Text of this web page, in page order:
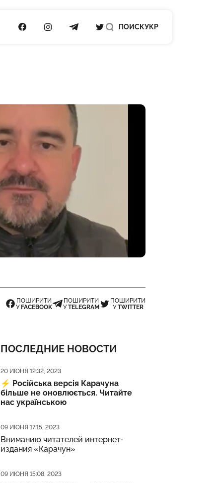
ПОСИЛАННЯ НА FACEBOOK
ПОСИЛАННЯ НА INSTAGRAM
ПОСИЛАННЯ НА TELEGRAM
ПОСИЛАННЯ НА TWITTER
ПОИСКУКР
ПОШИРИТИ
У FACEBOOK
ПОШИРИТИ
УTELEGRAM
ПОШИРИТИ
УTWITTER
ПОСЛЕДНИЕ НОВОСТИ
Дата публикации
20 ИЮНЯ 12:32, 2023
⚡️ Російська версія Карачуна
більше не оновлюється. Читайте
нас українською
Дата публикации
09 ИЮНЯ 17:15, 2023
Вниманию читателей интернет-
издания «Карачун»
Дата публикации
09 ИЮНЯ 15:08, 2023